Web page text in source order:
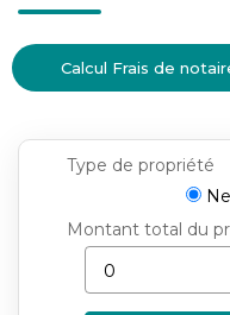
Calcul Frais de